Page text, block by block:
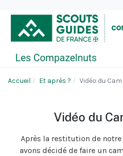
Accueil Et après ? Vidéo du
Vidéo du
Après la restitution de
avons décidé de faire un